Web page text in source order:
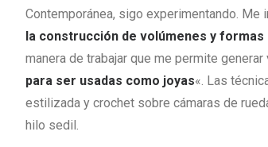
Contemporánea, sigo experimentando. Me
la construcción de volúmenes y formas
manera de trabajar que me permite generar
para ser usadas como joyas«. Las
estilizada y crochet sobre cámaras de
hilo sedil.